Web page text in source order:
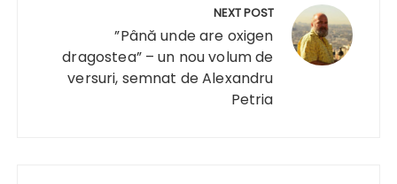
NEXT POST
”Până unde are oxigen
dragostea” – un nou volum de
versuri, semnat de Alexandru
Petria